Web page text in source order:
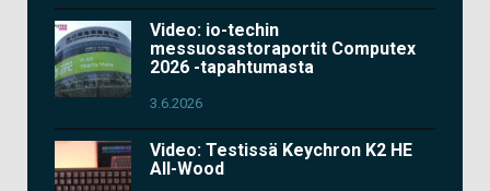
Video: io-techin
messuosastoraportit Computex
2026 -tapahtumasta
3.6.2026
Video: Testissä Keychron K2 HE
All-Wood